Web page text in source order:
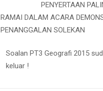
PENYERTAAN
RAMAI DALAM ACARA
PENANGGALAN SOLEKAN
Soalan PT3 Geografi 2015
keluar !